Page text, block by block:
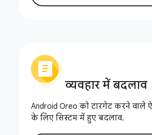
व्यवहार में बदलाव
Android Oreo को टारगेट करने वाले
के लिए सिस्टम में हुए बदलाव.